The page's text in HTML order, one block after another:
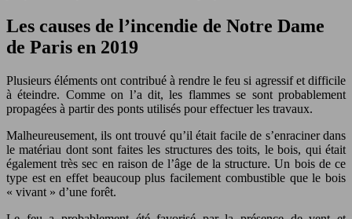
Les causes de l’incendie de Notre Dame
de Paris en 2019
Plusieurs éléments ont contribué à rendre le feu si agressif et difficile
à éteindre. Comme on l’a dit, les flammes se sont probablement
propagées à partir des ponts utilisés pour effectuer les travaux.
Malheureusement, ils ont trouvé qu’il était facile de s’enraciner dans
le matériau dont sont faites les structures des toits, le bois, qui était
également très sec en raison de l’âge de la structure. Un bois de ce
type est en effet beaucoup plus facilement combustible que le bois
« vivant » d’une forêt.